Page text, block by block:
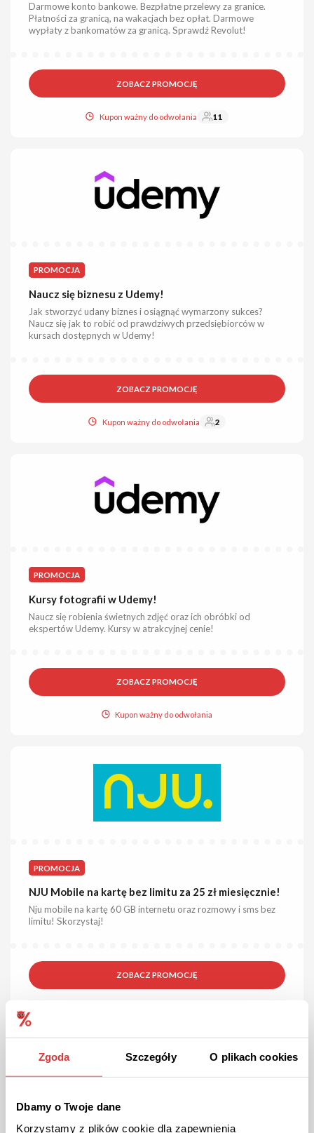
Zgoda Szczegóły O plikach cookies
Dbamy o Twoje dane
Korzystamy z plików cookie dla zapewnienia
Darmowe konto bankowe. Bezpłatne przelewy za granice.
Płatności za granicą, na wakacjach bez opłat. Darmowe
wypłaty z bankomatów za granicą. Sprawdź Revolut!
ZOBACZ PROMOCJĘ
Kupon ważny do odwołania 11
PROMOCJA
Naucz się biznesu z Udemy!
Jak stworzyć udany biznes i osiągnąć wymarzony sukces?
Naucz się jak to robić od prawdziwych przedsiębiorców w
kursach dostępnych w Udemy!
ZOBACZ PROMOCJĘ
Kupon ważny do odwołania 2
PROMOCJA
Kursy fotografii w Udemy!
Naucz się robienia świetnych zdjęć oraz ich obróbki od
ekspertów Udemy. Kursy w atrakcyjnej cenie!
ZOBACZ PROMOCJĘ
Kupon ważny do odwołania
PROMOCJA
NJU Mobile na kartę bez limitu za 25 zł miesięcznie!
Nju mobile na kartę 60 GB internetu oraz rozmowy i sms bez
limitu! Skorzystaj!
ZOBACZ PROMOCJĘ